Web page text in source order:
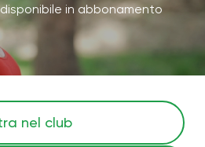
in abbonamento
nel club